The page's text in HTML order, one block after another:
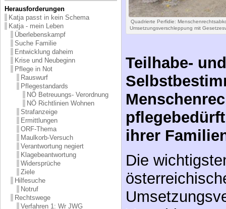
Herausforderungen
Katja passt in kein Schema
Katja - mein Leben
Überlebenskampf
Suche Familie
Entwicklung daheim
Krise und Neubeginn
Pflege in Not
Rauswurf
Pflegestandards
NÖ Betreuungs- Verordnung
NÖ Richtlinien Wohnen
Strafanzeige
Ermittlungen
ORF-Thema
Maulkorb-Versuch
Verantwortung negiert
Klagebeantwortung
Widersprüche
Ziele
Hilfesuche
Notruf
Rechtswege
Verfahren 1: Wr JWG
Quadrierte Perfidie:
Umsetzungsverschleppung mit
ihrer
Die